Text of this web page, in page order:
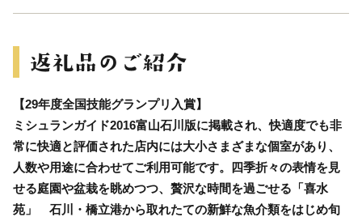
【29年度全国技能グランプリ入賞】
ミシュランガイド2016富山石川版に掲載され、快適度でも非
常に快適と評価された店内には大小さまざまな個室があり、
人数や用途に合わせてご利用可能です。四季折々の表情を見
せる庭園や盆栽を眺めつつ、贅沢な時間を過ごせる「喜水
苑」 石川・橋立港から取れたての新鮮な魚介類をはじめ旬